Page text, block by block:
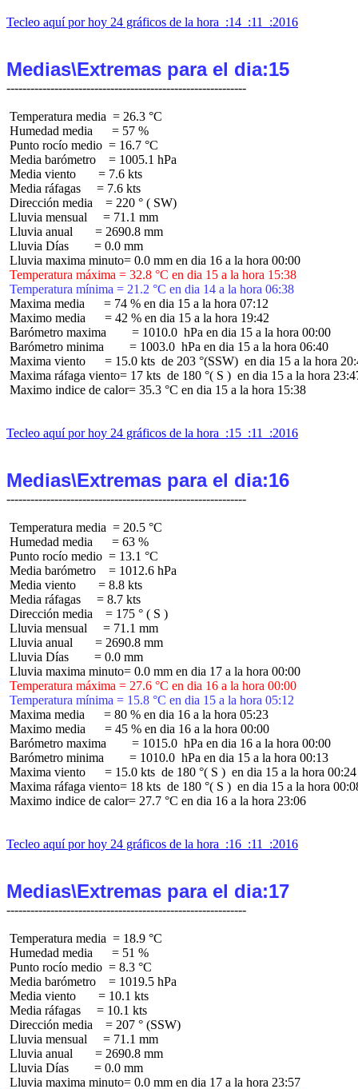
Tecleo aquí por hoy 24 gráficos de la hora  :14  :11  :2016
Medias\Extremas para el dia:15
Temperatura media  = 26.3 °C
Humedad media      = 57 %
Punto rocío medio  = 16.7 °C
Media barómetro    = 1005.1 hPa
Media viento       = 7.6 kts
Media ráfagas     = 7.6 kts
Dirección media    = 220 ° ( SW)
Lluvia mensual     = 71.1 mm
Lluvia anual       = 2690.8 mm
Lluvia Días        = 0.0 mm
Temperatura máxima = 32.8 °C en dia 15 a la hora 15:38
Temperatura mínima = 21.2 °C en dia 14 a la hora 06:38
Maxima media      = 74 % en dia 15 a la hora 07:12
Maximo media      = 42 % en dia 15 a la hora 19:42
Barómetro maxima        = 1010.0  hPa en dia 15 a la hora 00:00
Barómetro minima        = 1003.0  hPa en dia 15 a la hora 06:40
Maxima viento      = 15.0 kts  de 203 °(SSW)  en dia 15 a la hora
Maxima ráfaga viento= 17 kts  de 180 °( S )  en dia 15 a la hora
Maximo indice de calor= 35.3 °C en dia 15 a la hora 15:38
Tecleo aquí por hoy 24 gráficos de la hora  :15  :11  :2016
Medias\Extremas para el dia:16
Temperatura media  = 20.5 °C
Humedad media      = 63 %
Punto rocío medio  = 13.1 °C
Media barómetro    = 1012.6 hPa
Media viento       = 8.8 kts
Media ráfagas     = 8.7 kts
Dirección media    = 175 ° ( S )
Lluvia mensual     = 71.1 mm
Lluvia anual       = 2690.8 mm
Lluvia Días        = 0.0 mm
Temperatura máxima = 27.6 °C en dia 16 a la hora 00:00
Temperatura mínima = 15.8 °C en dia 15 a la hora 05:12
Maxima media      = 80 % en dia 16 a la hora 05:23
Maximo media      = 45 % en dia 16 a la hora 00:00
Barómetro maxima        = 1015.0  hPa en dia 16 a la hora 00:00
Barómetro minima        = 1010.0  hPa en dia 15 a la hora 00:13
Maxima viento      = 15.0 kts  de 180 °( S )  en dia 15 a la hora 00:24
Maxima ráfaga viento= 18 kts  de 180 °( S )  en dia 15 a la hora
Maximo indice de calor= 27.7 °C en dia 16 a la hora 23:06
Tecleo aquí por hoy 24 gráficos de la hora  :16  :11  :2016
Medias\Extremas para el dia:17
Temperatura media  = 18.9 °C
Humedad media      = 51 %
Punto rocío medio  = 8.3 °C
Media barómetro    = 1019.5 hPa
Media viento       = 10.1 kts
Media ráfagas     = 10.1 kts
Dirección media    = 207 ° (SSW)
Lluvia mensual     = 71.1 mm
Lluvia anual       = 2690.8 mm
Lluvia Días        = 0.0 mm